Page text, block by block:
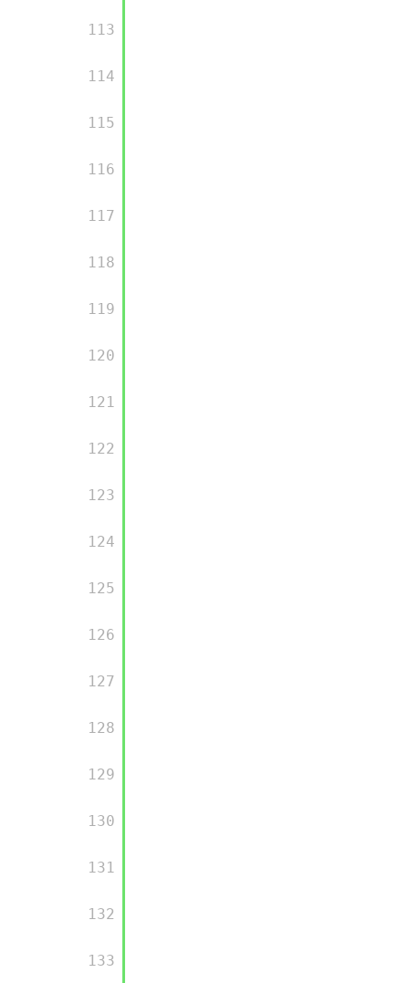
      113
      114
      115
      116
      117
      118
      119
      120
      121
      122
      123
      124
      125
      126
      127
      128
      129
      130
      131
      132
      133